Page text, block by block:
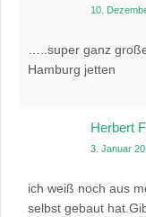
10.
…..super ganz
Hamburg jetten
Herbert
3. Januar
ich weiß noch aus
selbst gebaut